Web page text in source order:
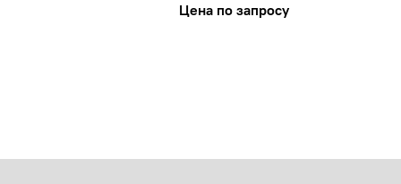
Цена по запросу